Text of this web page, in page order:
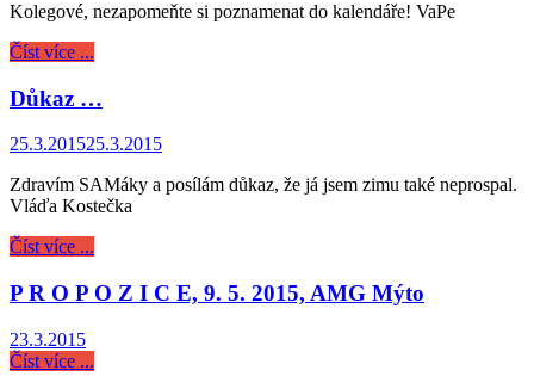
Kolegové, nezapomeňte si poznamenat do kalendáře! VaPe
Číst více ...
Důkaz …
25.3.201525.3.2015
Zdravím SAMáky a posílám důkaz, že já jsem zimu také neprospal.
Vláďa Kostečka
Číst více ...
P R O P O Z I C E, 9. 5. 2015, AMG Mýto
23.3.2015
Číst více ...